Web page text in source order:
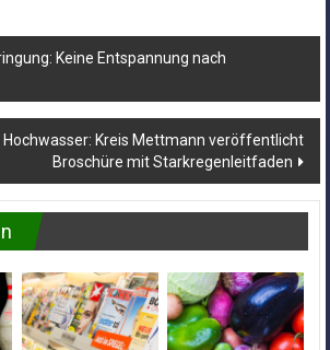
Keine Entspannung nach
Hochwasser: Kreis Mettmann veröffentlicht
Broschüre mit Starkregenleitfaden